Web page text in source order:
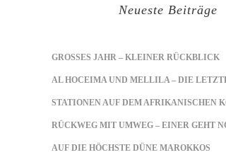
Neueste Beiträge
GROSSES JAHR – KLEINER RÜCKBLICK
AL HOCEIMA UND MELLILA – DIE
STATIONEN AUF DEM AFRIKANISCHEN
RÜCKWEG MIT UMWEG – EINER GEHT
AUF DIE HÖCHSTE DÜNE MAROKKOS